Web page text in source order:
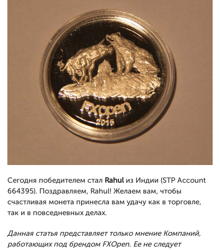
Сегодня победителем стал Rahulиз Индии (STP Account
664395). Поздравляем, Rahul! Желаем вам, чтобы
счастливая монета принесла вам удачу как в торговле,
так и в повседневных делах.
Данная статья представляет только мнение Компаний,
работающих под брендом FXOpen. Ее не следует